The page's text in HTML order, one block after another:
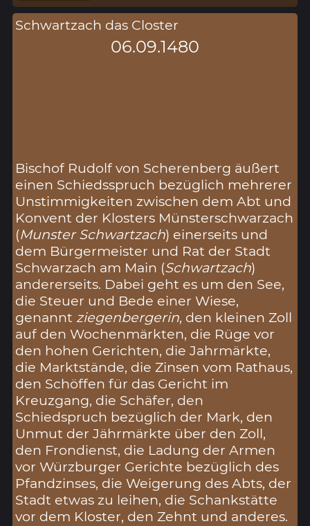
Schwartzach das Closter
06.09.1480
Bischof Rudolf von Scherenberg äußert
einen Schiedsspruch bezüglich mehrerer
Unstimmigkeiten zwischen dem Abt und
Konvent der Klosters Münsterschwarzach
(Munster Schwartzach) einerseits und
dem Bürgermeister und Rat der Stadt
Schwarzach am Main (Schwartzach)
andererseits. Dabei geht es um den See,
die Steuer und Bede einer Wiese,
genannt ziegenbergerin, den kleinen Zoll
auf den Wochenmärkten, die Rüge vor
den hohen Gerichten, die Jahrmärkte,
die Marktstände, die Zinsen vom Rathaus,
den Schöffen für das Gericht im
Kreuzgang, die Schäfer, den
Schiedspruch bezüglich der Mark, den
Unmut der Jährmärkte über den Zoll,
den Frondienst, die Ladung der Armen
vor Würzburger Gerichte bezüglich des
Pfandzinses, die Weigerung des Abts, der
Stadt etwas zu leihen, die Schankstätte
vor dem Kloster, den Zehnt und anderes.